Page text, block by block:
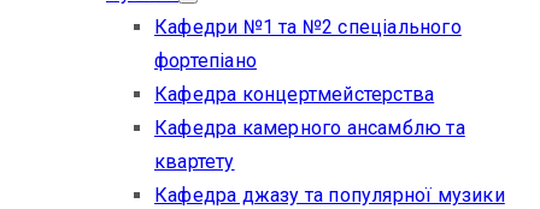
Кафедри №1 та №2 спеціального
фортепіано
Кафедра концертмейстерства
Кафедра камерного ансамблю та
квартету
Кафедра джазу та популярної музики